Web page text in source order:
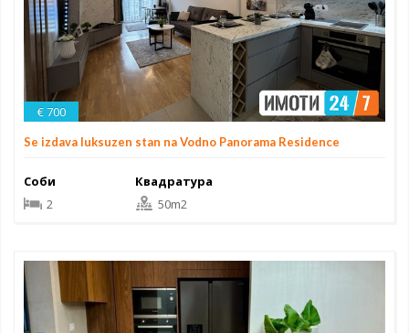
€ 700
Se izdava luksuzen stan na Vodno Panorama Residence
Соби
2
Квадратура
50m2